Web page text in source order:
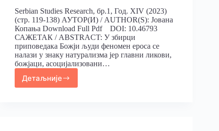
Serbian Studies Research, бр.1, Год. XIV (2023)
(стр. 119-138) АУТОР(И) / AUTHOR(S): Јована
Копања Download Full Pdf DOI: 10.46793
САЖЕТАК / ABSTRACT: У збирци
приповедака Божји људи феномен ероса се
налази у знаку натурализма јер главни ликови,
божјаци, асоцијализовани…
Детаљније